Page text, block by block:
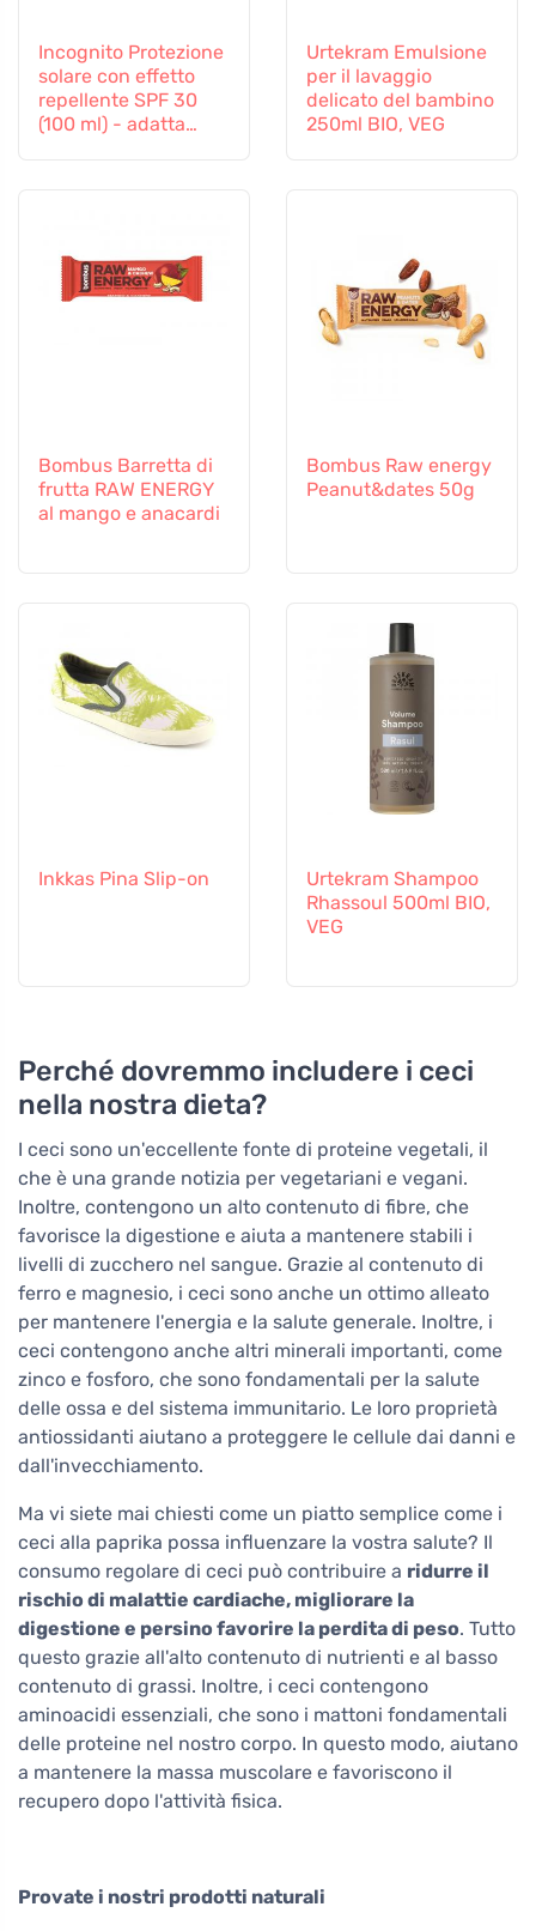
Incognito Protezione
solare con effetto
repellente SPF 30
(100 ml) - adatta
Urtekram Emulsione
per il lavaggio
delicato del bambino
250ml BIO, VEG
Bombus Barretta di
frutta RAW ENERGY
al mango e anacardi
Bombus Raw energy
Peanut&dates 50g
Inkkas Pina Slip-on
Urtekram Shampoo
Rhassoul 500ml BIO,
VEG
Perché dovremmo includere i ceci
nella nostra dieta?
I ceci sono un'eccellente fonte di proteine vegetali, il
che è una grande notizia per vegetariani e vegani.
Inoltre, contengono un alto contenuto di fibre, che
favorisce la digestione e aiuta a mantenere stabili i
livelli di zucchero nel sangue. Grazie al contenuto di
ferro e magnesio, i ceci sono anche un ottimo alleato
per mantenere l'energia e la salute generale. Inoltre, i
ceci contengono anche altri minerali importanti, come
zinco e fosforo, che sono fondamentali per la salute
delle ossa e del sistema immunitario. Le loro proprietà
antiossidanti aiutano a proteggere le cellule dai danni e
dall'invecchiamento.
Ma vi siete mai chiesti come un piatto semplice come i
ceci alla paprika possa influenzare la vostra salute? Il
consumo regolare di ceci può contribuire a ridurre il
rischio di malattie cardiache, migliorare la
digestione e persino favorire la perdita di peso. Tutto
questo grazie all'alto contenuto di nutrienti e al basso
contenuto di grassi. Inoltre, i ceci contengono
aminoacidi essenziali, che sono i mattoni fondamentali
delle proteine nel nostro corpo. In questo modo, aiutano
a mantenere la massa muscolare e favoriscono il
recupero dopo l'attività fisica.
Provate i nostri prodotti naturali